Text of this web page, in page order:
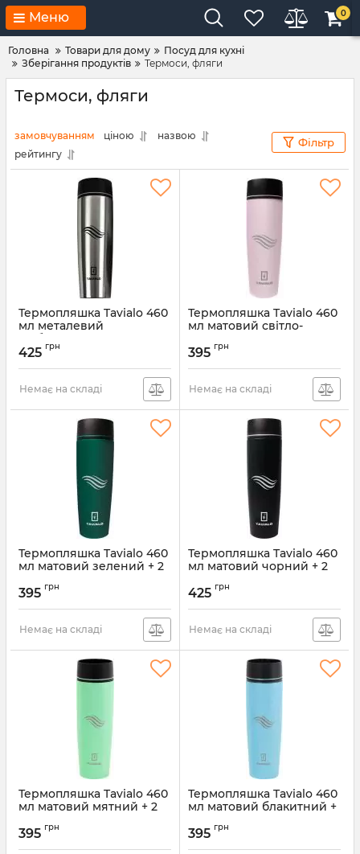
Меню 0
Головна Товари для дому
Посуд для кухні
Зберігання продуктів
Термоси, фляги
Термоси, фляги
замовчуванням ціною
назвою
рейтингу
Фільтр
Термопляшка Tavialo 460
мл металевий
сріблястий + 2
ущільнювальних кільця
425 грн
Немає на складі
Термопляшка Tavialo 460
мл матовий світло-
Артикул:
395 грн
Немає на складі
Термопляшка Tavialo 460
мл матовий зелений + 2
(190460108)
Артикул: 190460108
395 грн
Немає на складі
Термопляшка Tavialo 460
мл матовий чорний + 2
(190460101)
Артикул: 190460101
425 грн
Немає на складі
Термопляшка Tavialo 460
мл матовий мятний + 2
(190460105)
Артикул: 190460105
395 грн
Термопляшка Tavialo 460
мл матовий блакитний +
(190460104)
Артикул: 190460104
395 грн